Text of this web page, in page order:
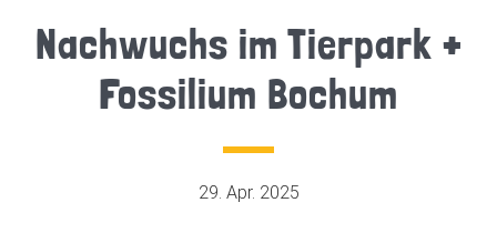
Nachwuchs im Tierpark +
Fossilium Bochum
29. Apr. 2025